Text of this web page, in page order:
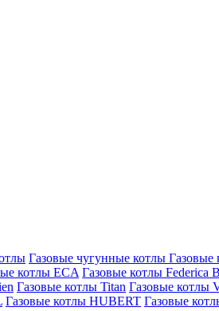
Газовые чугунные котлы Газовые
котлы ECA Газовые котлы Federica
Газовые котлы Titan Газовые котлы
Газовые котлы HUBERT Газовые